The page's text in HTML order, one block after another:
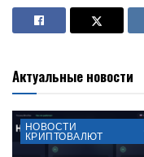
от OpenAI в
Mac.
Telegram.
Подписывайтесь на
Telegram,Twitter,